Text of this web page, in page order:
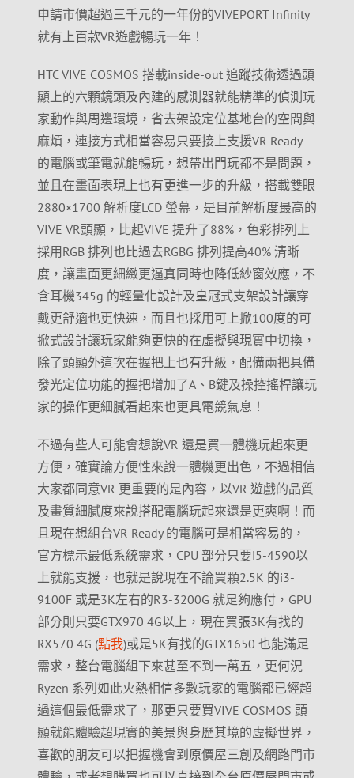
申請市價超過三千元的一年份的VIVEPORT Infinity
就有上百款VR遊戲暢玩一年！
HTC VIVE COSMOS 搭載inside-out 追蹤技術透過頭
顯上的六顆鏡頭及內建的感測器就能精準的偵測玩
家動作與周邊環境，省去架設定位基地台的空間與
麻煩，連接方式相當容易只要接上支援VR Ready
的電腦或筆電就能暢玩，想帶出門玩都不是問題，
並且在畫面表現上也有更進一步的升級，搭載雙眼
2880×1700 解析度LCD 螢幕，是目前解析度最高的
VIVE VR頭顯，比起VIVE 提升了88%，色彩排列上
採用RGB 排列也比過去RGBG 排列提高40% 清晰
度，讓畫面更細緻更逼真同時也降低紗窗效應，不
含耳機345g 的輕量化設計及皇冠式支架設計讓穿
戴更舒適也更快速，而且也採用可上掀100度的可
掀式設計讓玩家能夠更快的在虛擬與現實中切換，
除了頭顯外這次在握把上也有升級，配備兩把具備
發光定位功能的握把增加了A、B鍵及操控搖桿讓玩
家的操作更細膩看起來也更具電競氣息！
不過有些人可能會想說VR 還是買一體機玩起來更
方便，確實論方便性來說一體機更出色，不過相信
大家都同意VR 更重要的是內容，以VR 遊戲的品質
及畫質細膩度來說搭配電腦玩起來還是更爽啊！而
且現在想組台VR Ready 的電腦可是相當容易的，
官方標示最低系統需求，CPU 部分只要i5-4590以
上就能支援，也就是說現在不論買顆2.5K 的i3-
9100F 或是3K左右的R3-3200G 就足夠應付，GPU
部分則只要GTX970 4G以上，現在買張3K有找的
RX570 4G (點我)或是5K有找的GTX1650 也能滿足
需求，整台電腦組下來甚至不到一萬五，更何況
Ryzen 系列如此火熱相信多數玩家的電腦都已經超
過這個最低需求了，那更只要買VIVE COSMOS 頭
顯就能體驗超現實的美景與身歷其境的虛擬世界，
喜歡的朋友可以把握機會到原價屋三創及網路門市